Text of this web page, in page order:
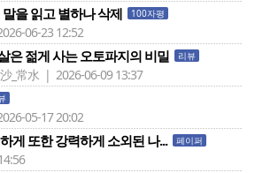
을 읽고 별하나 삭제 100자평
06-23 12:52
은 젊게 사는 오토파지의 비밀 리뷰
_常水 | 2026-06-09 13:37
05-17 20:02
게 또한 강력하게 소외된 나... 페이퍼